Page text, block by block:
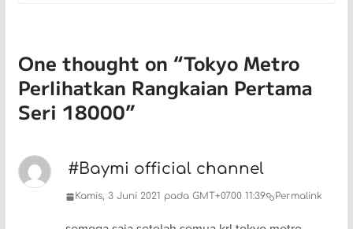
One thought on “Tokyo Metro
Perlihatkan Rangkaian Pertama
Seri 18000”
#Baymi official channel
Kamis, 3 Juni 2021 pada GMT+0700 11:39 Permalink